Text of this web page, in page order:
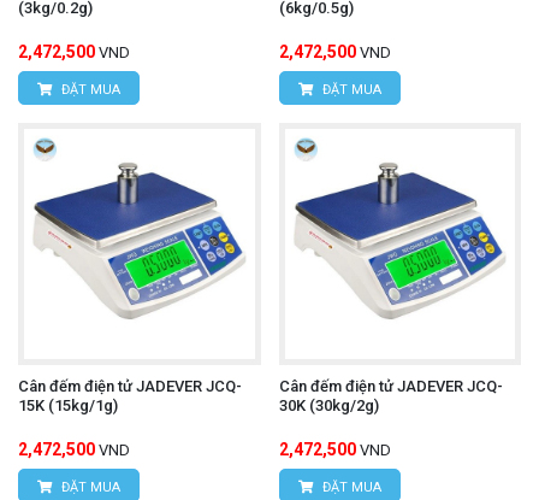
(3kg/0.2g)
2,472,500 VND
ĐẶT MUA
(6kg/0.5g)
2,472,500 VND
ĐẶT MUA
Cân đếm điện tử JADEVER JCQ-
15K (15kg/1g)
2,472,500 VND
ĐẶT MUA
Cân đếm điện tử JADEVER JCQ-
30K (30kg/2g)
2,472,500 VND
ĐẶT MUA